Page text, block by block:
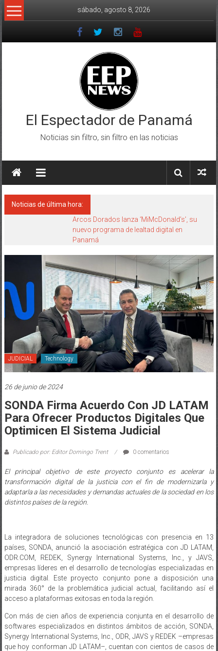
Saltar
al
sábado, agosto 8, 2026
El Espectador de Panamá
Noticias sin filtro, sin filtro en las noticias
Noticias de última hora:
Arcos Dorados lanza ‘MiMcDonald’s’, su
nuevo programa de lealtad digital en
Panamá
JUDICIAL Technology
26 de junio de 2024
SONDA Firma Acuerdo Con JD LATAM
Para Ofrecer Productos Digitales Que
Optimicen El Sistema Judicial
Publicado por: Editor Domingo Trent 0 comentarios
El principal objetivo de este proyecto conjunto es acelerar la
transformación digital de la justicia con el fin de modernizarla y
adaptarla a las necesidades y demandas actuales de la sociedad en los
distintos países de la región.
La integradora de soluciones tecnológicas con presencia en 13
países, SONDA, anunció la asociación estratégica con JD LATAM,
ODR.COM, REDEK, Synergy International Systems, Inc., y JAVS,
empresas líderes en el desarrollo de tecnologías especializadas en
justicia digital. Este proyecto conjunto pone a disposición una
mirada 360° de la problemática judicial actual, facilitando así el
acceso a plataformas exitosas en toda la región.
Con más de cien años de experiencia conjunta en el desarrollo de
softwares especializados en distintos ámbitos de acción, SONDA,
Synergy International Systems, Inc., ODR, JAVS y REDEK –empresas
que hoy conforman JD LATAM–, cuentan con cientos de casos de